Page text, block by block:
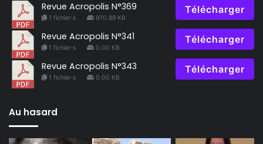
Revue Acropolis N°369
1 fichier·s 970.89 KB
Télécharger
Revue Acropolis N°341
1 fichier·s 0.00 KB
Télécharger
Revue Acropolis N°343
1 fichier·s 0.00 KB
Télécharger
Au hasard